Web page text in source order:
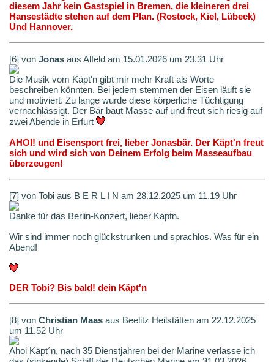
diesem Jahr kein Gastspiel in Bremen, die kleineren drei
Hansestädte stehen auf dem Plan. (Rostock, Kiel, Lübeck)
Und Hannover.
[6] von Jonas aus Alfeld am 15.01.2026 um 23.31 Uhr
Die Musik vom Käpt'n gibt mir mehr Kraft als Worte
beschreiben könnten. Bei jedem stemmen der Eisen läuft sie
und motiviert. Zu lange wurde diese körperliche Tüchtigung
vernachlässigt. Der Bär baut Masse auf und freut sich riesig auf
zwei Abende in Erfurt
AHOI! und Eisensport frei, lieber Jonasbär. Der Käpt'n freut
sich und wird sich von Deinem Erfolg beim Masseaufbau
überzeugen!
[7] von Tobi aus B E R L I N am 28.12.2025 um 11.19 Uhr
Danke für das Berlin-Konzert, lieber Käptn.
Wir sind immer noch glückstrunken und sprachlos. Was für ein
Abend!
DER Tobi? Bis bald! dein Käpt'n
[8] von Christian Maas aus Beelitz Heilstätten am 22.12.2025
um 11.52 Uhr
Ahoi Käpt´n, nach 35 Dienstjahren bei der Marine verlasse ich